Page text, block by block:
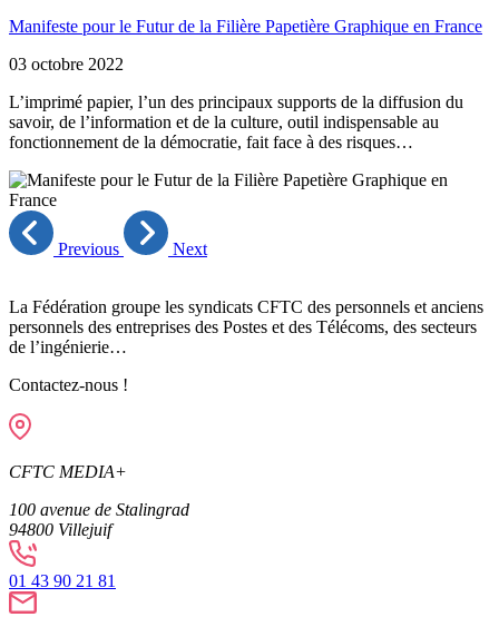
Manifeste pour le Futur de la Filière Papetière Graphique en France
03 octobre 2022
L’imprimé papier, l’un des principaux supports de la diffusion du
savoir, de l’information et de la culture, outil indispensable au
fonctionnement de la démocratie, fait face à des risques…
Previous Next
La Fédération groupe les syndicats CFTC des personnels et anciens
personnels des entreprises des Postes et des Télécoms, des secteurs
de l’ingénierie…
Contactez-nous !
CFTC MEDIA+
100 avenue de Stalingrad
94800 Villejuif
01 43 90 21 81